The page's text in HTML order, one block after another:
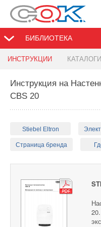
БИБЛИОТЕКА
ИНСТРУКЦИИ КАТАЛОГИ
Инструкция на
CBS 20
Stiebel Eltron
Страница бренда